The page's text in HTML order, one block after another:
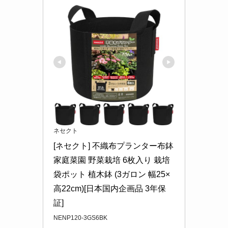
ネセクト
[ネセクト] 不織布プランター布鉢
家庭菜園 野菜栽培 6枚入り 栽培
袋ポット 植木鉢 (3ガロン 幅25×
高22cm)[日本国内企画品 3年保
証]
NENP120-3GS6BK